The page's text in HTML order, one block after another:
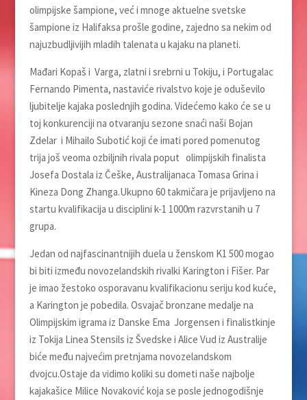
olimpijske šampione, već i mnoge aktuelne svetske
šampione iz Halifaksa prošle godine, zajedno sa nekim od
najuzbudlјivijih mladih talenata u kajaku na planeti.
Mađari Kopaš i Varga, zlatni i srebrni u Tokiju, i Portugalac
Fernando Pimenta, nastaviće rivalstvo koje je oduševilo
lјubitelјe kajaka poslednjih godina. Videćemo kako će se u
toj konkurenciji na otvaranju sezone snaći naši Bojan
Zdelar i Mihailo Subotić koji će imati pored pomenutog
trija još veoma ozbiljnih rivala poput olimpijskih finalista
Josefa Dostala iz Češke, Australijanaca Tomasa Grina i
Kineza Dong Zhanga.Ukupno 60 takmičara je prijavljeno na
startu kvalifikacija u disciplini k-1 1000m razvrstanih u 7
grupa.
Jedan od najfascinantnijih duela u ženskom K1 500 mogao
bi biti između novozelandskih rivalki Karington i Fišer. Par
je imao žestoko osporavanu kvalifikacionu seriju kod kuće,
a Karington je pobedila. Osvajač bronzane medalјe na
Olimpijskim igrama iz Danske Ema Jorgensen i finalistkinje
iz Tokija Linea Stensils iz Švedske i Alice Vud iz Australije
biće među najvećim pretnjama novozelandskom
dvojcu.Ostaje da vidimo koliki su dometi naše najbolje
kajakašice Milice Novaković koja se posle jednogodišnje